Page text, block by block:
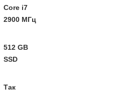
Core i7
2900 МГц
512 GB
SSD
Так